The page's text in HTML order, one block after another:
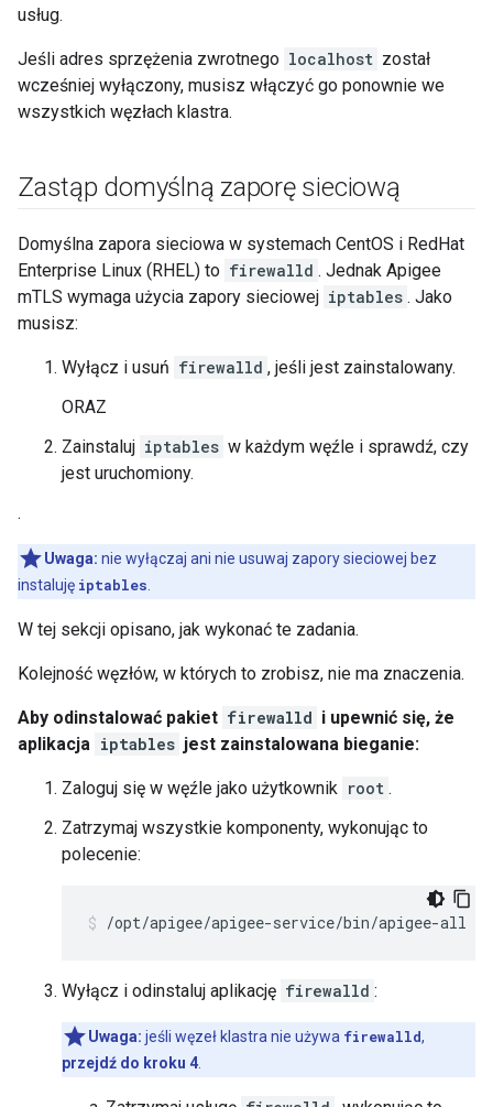
usług.
Jeśli adres sprzężenia zwrotnego localhost został
wcześniej wyłączony, musisz włączyć go ponownie we
wszystkich węzłach klastra.
Zastąp domyślną zaporę sieciową
Domyślna zapora sieciowa w systemach CentOS i RedHat
Enterprise Linux (RHEL) to firewalld . Jednak Apigee
mTLS wymaga użycia zapory sieciowej iptables . Jako
musisz:
Wyłącz i usuń firewalld , jeśli jest zainstalowany.
ORAZ
Zainstaluj iptables w każdym węźle i sprawdź, czy
jest uruchomiony.
.
Uwaga: nie wyłączaj ani nie usuwaj zapory sieciowej bez
instaluję iptables
W tej sekcji opisano, jak wykonać te zadania.
Kolejność węzłów, w których to zrobisz, nie ma znaczenia.
Aby odinstalować pakiet firewalld i upewnić się, że
aplikacja iptables jest zainstalowana bieganie:
Zaloguj się w węźle jako użytkownik root .
Zatrzymaj wszystkie komponenty, wykonując to
polecenie:
/opt/apigee/apigee-service/bin/apigee-all
Wyłącz i odinstaluj aplikację firewalld :
Uwaga: jeśli węzeł klastra nie używa firewalld,
przejdź do kroku 4